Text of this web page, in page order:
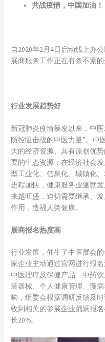
共战疫情，中国加油！
自2020年2月4日启动线上办
展商服务工作正在有条不紊的
行业发展趋势好
新冠肺炎疫情暴发以来，中
防控阻击战的中医力量”。中
大的经济资源、具有原创优
要的生态资源，在经济社会
型工业化、信息化、城镇化
进程加快，健康服务业蓬勃
来越旺盛，迫切需要继承、
作用，造福人类健康。
展商报名热度高
行业发展，催生了中医展会
家企业主动通过官网进行报
中医理疗及保健产品、中药
装器械、个人健康管理、慢
响，组委会根据调研反馈及
收到相关的参展企业踊跃报
长20%。